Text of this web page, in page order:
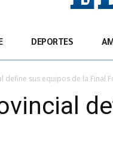
DEPORTES
define sus equipos de la Final